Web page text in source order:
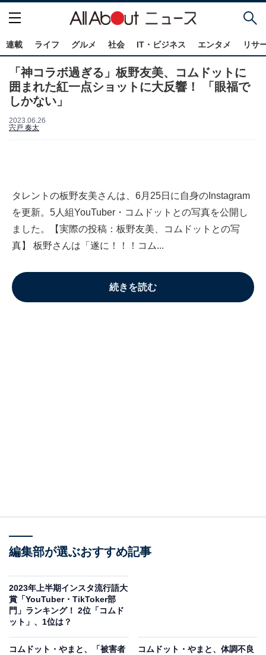
連載 ライフ グルメ 社会 IT・ビジネス エンタメ リサ
「神コラボ過ぎる」板野友美、コムドットに
囲まれた紅一点ショットに大反響！ 「眼福で
しかない」
2023.06.26
宍戸 奏太
タレントの板野友美さんは、6月25日に自身のInstagram
を更新。5人組YouTuber・コムドットとの写真を公開し
ました。【実際の投稿：板野友美、コムドットとの写
真】 板野さんは「遂に！！！コム...
続きを読む
編集部が選ぶおすすめ記事
2023年上半期インスタ流行語大
賞「YouTuber・TikToker部
門」ランキング！ 2位「コムド
ット」、1位は？
コムドット・やまと、「被害者
コムドット・やまと、体調不良